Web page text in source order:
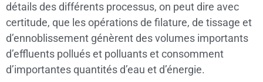
détails des différents processus, on peut dire avec
certitude, que les opérations de filature, de tissage et
d’ennoblissement génèrent des volumes importants
d’effluents pollués et polluants et consomment
d’importantes quantités d’eau et d’énergie.